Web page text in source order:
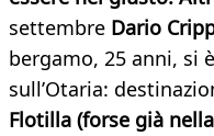
settembre Dario
bergamo, 25 anni, si
sull’Otaria:
Flotilla (forse già